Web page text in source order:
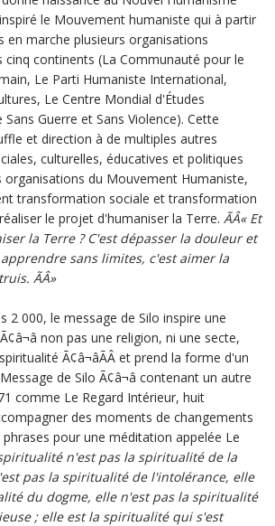
le Mouvement humaniste qui à partir
en marche plusieurs organisations
cinq continents (La Communauté pour le
Le Parti Humaniste International,
Le Centre Mondial d'Études
Guerre et Sans Violence). Cette
et direction à de multiples autres
culturelles, éducatives et politiques
du Mouvement Humaniste,
transformation sociale et transformation
le projet d'humaniser la Terre. ÃÂ« Et
la Terre ? C'est dépasser la douleur et
sans limites, c'est aimer la
ÃÂ»
2 000, le message de Silo inspire une
non pas une religion, ni une secte,
Ã¢â¬âÃÂ et prend la forme d'un
Message de Silo Ã¢â¬â contenant un autre
comme Le Regard Intérieur, huit
des moments de changements
pour une méditation appelée Le
spiritualité n'est pas la spiritualité de la
pas la spiritualité de l'intolérance, elle
du dogme, elle n'est pas la spiritualité
; elle est la spiritualité qui s'est